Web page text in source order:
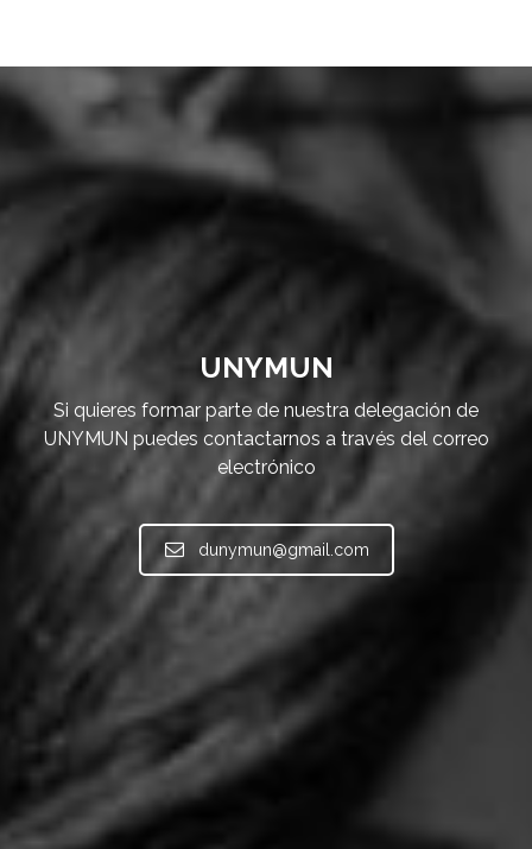
UNYMUN
Si quieres formar parte de nuestra delegación de
UNYMUN puedes contactarnos a través del correo
electrónico
dunymun@gmail.com